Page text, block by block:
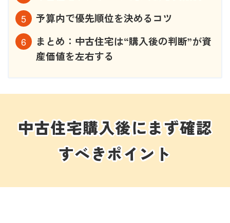
予算内で優先順位を決めるコツ
まとめ：中古住宅は“購入後の判断”が資
産価値を左右する
中古住宅購入後にまず確認
すべきポイント